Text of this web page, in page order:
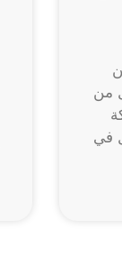
من
في